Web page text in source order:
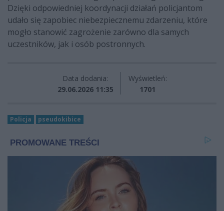
Dzięki odpowiedniej koordynacji działań policjantom
udało się zapobiec niebezpiecznemu zdarzeniu, które
mogło stanowić zagrożenie zarówno dla samych
uczestników, jak i osób postronnych.
Data dodania:
29.06.2026 11:35
Wyświetleń:
1701
Policja pseudokibice